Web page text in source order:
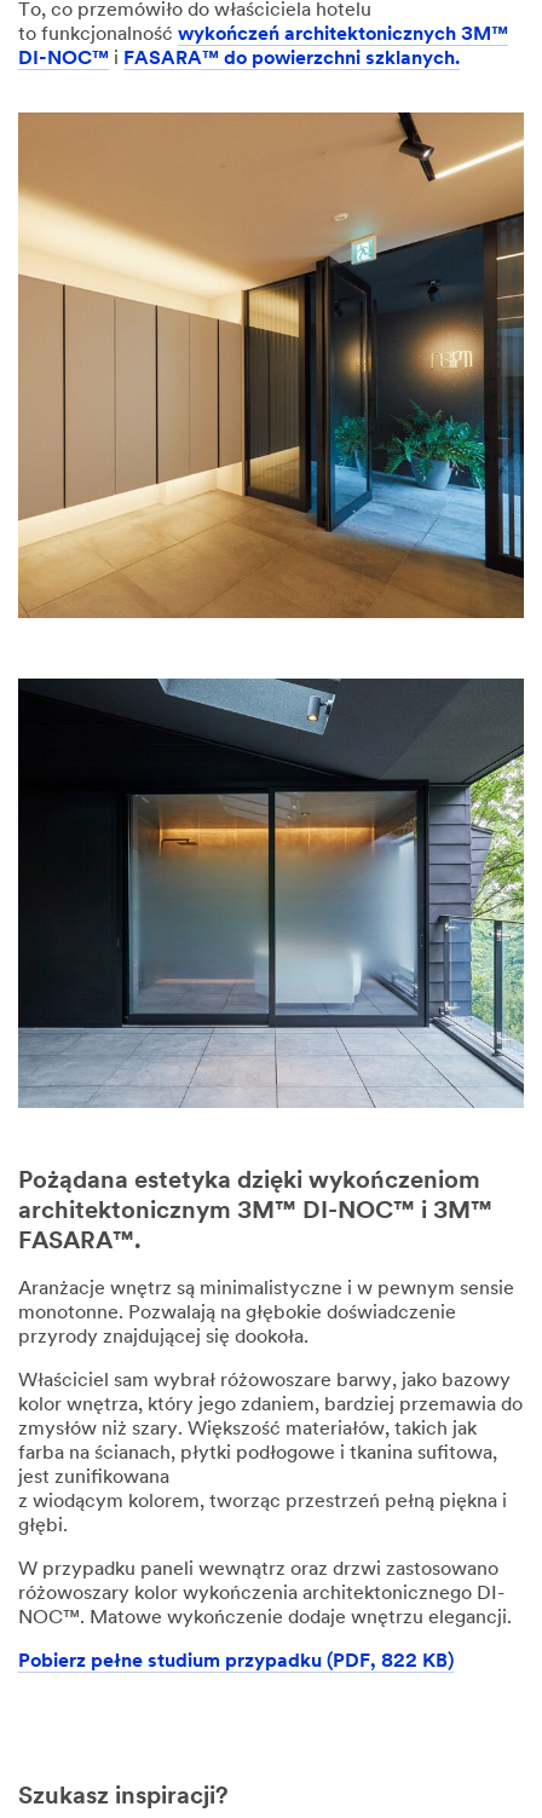
To, co przemówiło do właściciela hotelu
to funkcjonalność wykończeń architektonicznych 3M™
DI-NOC™ i FASARA™ do powierzchni szklanych.
Pożądana estetyka dzięki wykończeniom
architektonicznym 3M™ DI-NOC™ i 3M™
FASARA™.
Aranżacje wnętrz są minimalistyczne i w pewnym sensie
monotonne. Pozwalają na głębokie doświadczenie
przyrody znajdującej się dookoła.
Właściciel sam wybrał różowoszare barwy, jako bazowy
kolor wnętrza, który jego zdaniem, bardziej przemawia do
zmysłów niż szary. Większość materiałów, takich jak
farba na ścianach, płytki podłogowe i tkanina sufitowa,
jest zunifikowana
z wiodącym kolorem, tworząc przestrzeń pełną piękna i
głębi.
W przypadku paneli wewnątrz oraz drzwi zastosowano
różowoszary kolor wykończenia architektonicznego DI-
NOC™. Matowe wykończenie dodaje wnętrzu elegancji.
Pobierz pełne studium przypadku (PDF, 822 KB)
Szukasz inspiracji?